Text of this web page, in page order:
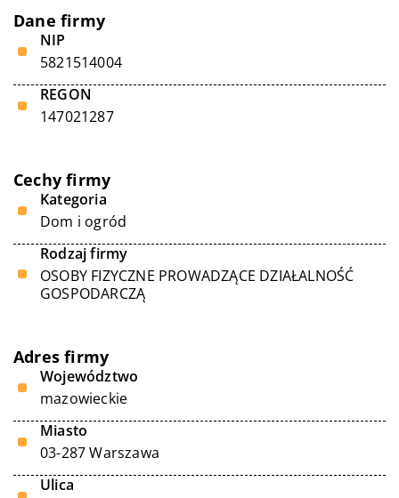
Dane firmy
NIP
5821514004
REGON
147021287
Cechy firmy
Kategoria
Dom i ogród
Rodzaj firmy
OSOBY FIZYCZNE PROWADZĄCE DZIAŁALNOŚĆ
GOSPODARCZĄ
Adres firmy
Województwo
mazowieckie
Miasto
03-287 Warszawa
Ulica